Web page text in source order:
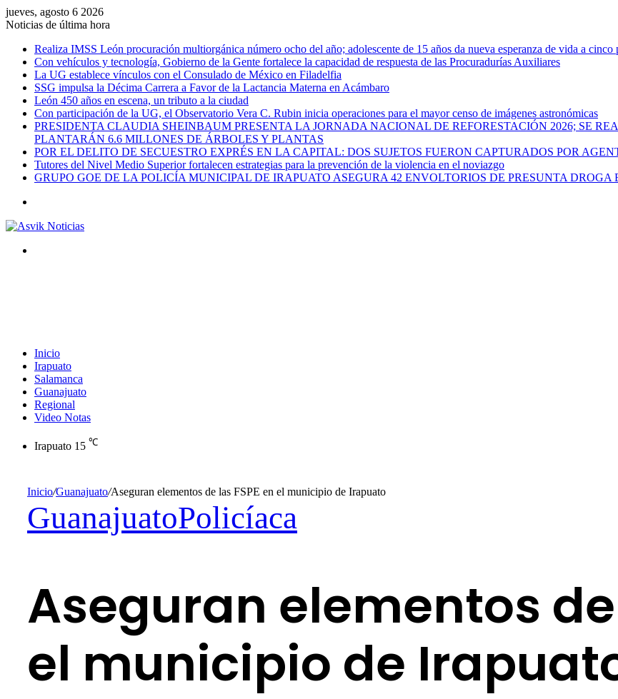
jueves, agosto 6 2026
Noticias de última hora
Realiza IMSS León procuración multiorgánica número ocho del año; adolescente de 15 años da nueva esperanza de vida a cinco
Con vehículos y tecnología, Gobierno de la Gente fortalece la capacidad de respuesta de las Procuradurías Auxiliares
La UG establece vínculos con el Consulado de México en Filadelfia
SSG impulsa la Décima Carrera a Favor de la Lactancia Materna en Acámbaro
León 450 años en escena, un tributo a la ciudad
Con participación de la UG, el Observatorio Vera C. Rubin inicia operaciones para el mayor censo de imágenes astronómicas
PRESIDENTA CLAUDIA SHEINBAUM PRESENTA LA JORNADA NACIONAL DE REFORESTACIÓN 2026; SE
PLANTARÁN 6.6 MILLONES DE ÁRBOLES Y PLANTAS
POR EL DELITO DE SECUESTRO EXPRÉS EN LA CAPITAL: DOS SUJETOS FUERON CAPTURADOS POR
Tutores del Nivel Medio Superior fortalecen estrategias para la prevención de la violencia en el noviazgo
GRUPO GOE DE LA POLICÍA MUNICIPAL DE IRAPUATO ASEGURA 42 ENVOLTORIOS DE PRESUNTA DROGA
Inicio
Irapuato
Salamanca
Guanajuato
Regional
Video Notas
Irapuato 15 ℃
Inicio/Guanajuato/Aseguran elementos de las FSPE en el municipio de Irapuato
GuanajuatoPolicíaca
Aseguran elementos de
el municipio de